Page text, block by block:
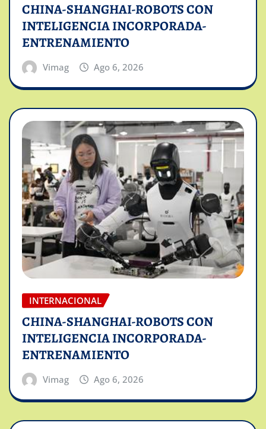
CHINA-SHANGHAI-ROBOTS CON
INTELIGENCIA INCORPORADA-
ENTRENAMIENTO
Vimag Ago 6, 2026
INTERNACIONAL
CHINA-SHANGHAI-ROBOTS CON
INTELIGENCIA INCORPORADA-
ENTRENAMIENTO
Vimag Ago 6, 2026